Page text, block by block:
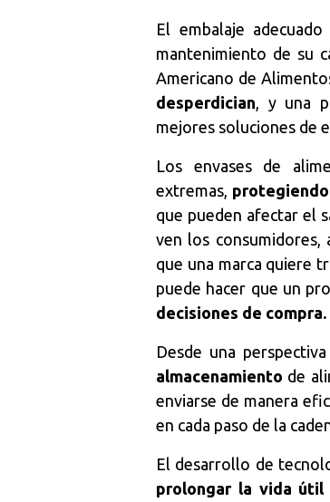
El embalaje
mantenimiento de su
Americano de
desperdician , y una
mejores soluciones de
Los envases de
extremas, protegiendo
que pueden afectar el
ven los consumidores,
que una marca quiere
puede hacer que un
decisiones de compra.
Desde una
almacenamiento de
enviarse de manera
en cada paso de la
El desarrollo de
prolongar la vida útil